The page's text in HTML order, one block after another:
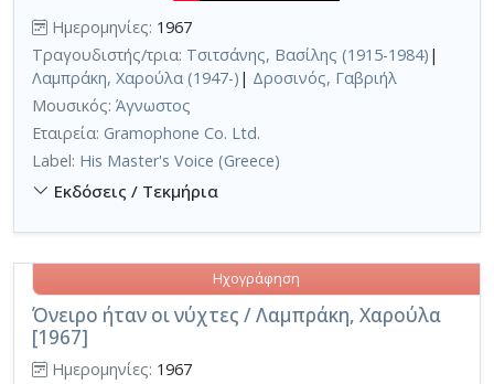
Ημερομηνίες: 1967
Τραγουδιστής/τρια: Τσιτσάνης, Βασίλης (1915-1984) |
Λαμπράκη, Χαρούλα (1947-) | Δροσινός, Γαβριήλ
Μουσικός: Άγνωστος
Εταιρεία: Gramophone Co. Ltd.
Label: His Master's Voice (Greece)
Εκδόσεις / Τεκμήρια
Όνειρο ήταν οι νύχτες / Λαμπράκη, Χαρούλα
[1967]
Ηχογράφηση
Ημερομηνίες: 1967